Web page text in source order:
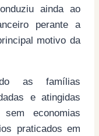
ainda ao
perante a
motivo da
as famílias
e atingidas
economias
praticados em